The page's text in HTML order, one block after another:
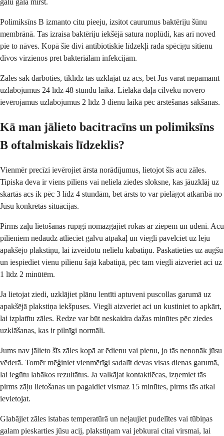
Polimiksīns B izmanto citu pieeju, izsitot caurumus baktēriju šūnu
membrānā. Tas izraisa baktēriju iekšējā satura noplūdi, kas arī noved
pie to nāves. Kopā šie divi antibiotiskie līdzekļi rada spēcīgu sitienu
divos virzienos pret bakteriālām infekcijām.
Zāles sāk darboties, tiklīdz tās uzklājat uz acs, bet Jūs varat nepamanīt
uzlabojumus 24 līdz 48 stundu laikā. Lielākā daļa cilvēku novēro
ievērojamus uzlabojumus 2 līdz 3 dienu laikā pēc ārstēšanas sākšanas.
Kā man jālieto bacitracīns un polimiksīns
B oftalmiskais līdzeklis?
Vienmēr precīzi ievērojiet ārsta norādījumus, lietojot šīs acu zāles.
Tipiska deva ir viens piliens vai neliela ziedes sloksne, kas jāuzklāj uz
skartās acs ik pēc 3 līdz 4 stundām, bet ārsts to var pielāgot atkarībā no
Jūsu konkrētās situācijas.
Pirms zāļu lietošanas rūpīgi nomazgājiet rokas ar ziepēm un ūdeni. Acu
pilieniem nedaudz atlieciet galvu atpakaļ un viegli pavelciet uz leju
apakšējo plakstiņu, lai izveidotu nelielu kabatiņu. Paskatieties uz augšu
un iespiediet vienu pilienu šajā kabatiņā, pēc tam viegli aizveriet aci uz
1 līdz 2 minūtēm.
Ja lietojat ziedi, uzklājiet plānu lentīti aptuveni puscollas garumā uz
apakšējā plakstiņa iekšpuses. Viegli aizveriet aci un kustiniet to apkārt,
lai izplatītu zāles. Redze var būt neskaidra dažas minūtes pēc ziedes
uzklāšanas, kas ir pilnīgi normāli.
Jums nav jālieto šīs zāles kopā ar ēdienu vai pienu, jo tās nenonāk jūsu
vēderā. Tomēr mēģiniet vienmērīgi sadalīt devas visas dienas garumā,
lai iegūtu labākos rezultātus. Ja valkājat kontaktlēcas, izņemiet tās
pirms zāļu lietošanas un pagaidiet vismaz 15 minūtes, pirms tās atkal
ievietojat.
Glabājiet zāles istabas temperatūrā un neļaujiet pudelītes vai tūbiņas
galam pieskarties jūsu acij, plakstiņam vai jebkurai citai virsmai, lai